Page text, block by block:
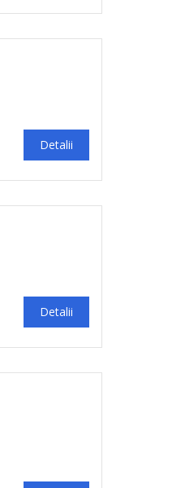
Detalii
Detalii